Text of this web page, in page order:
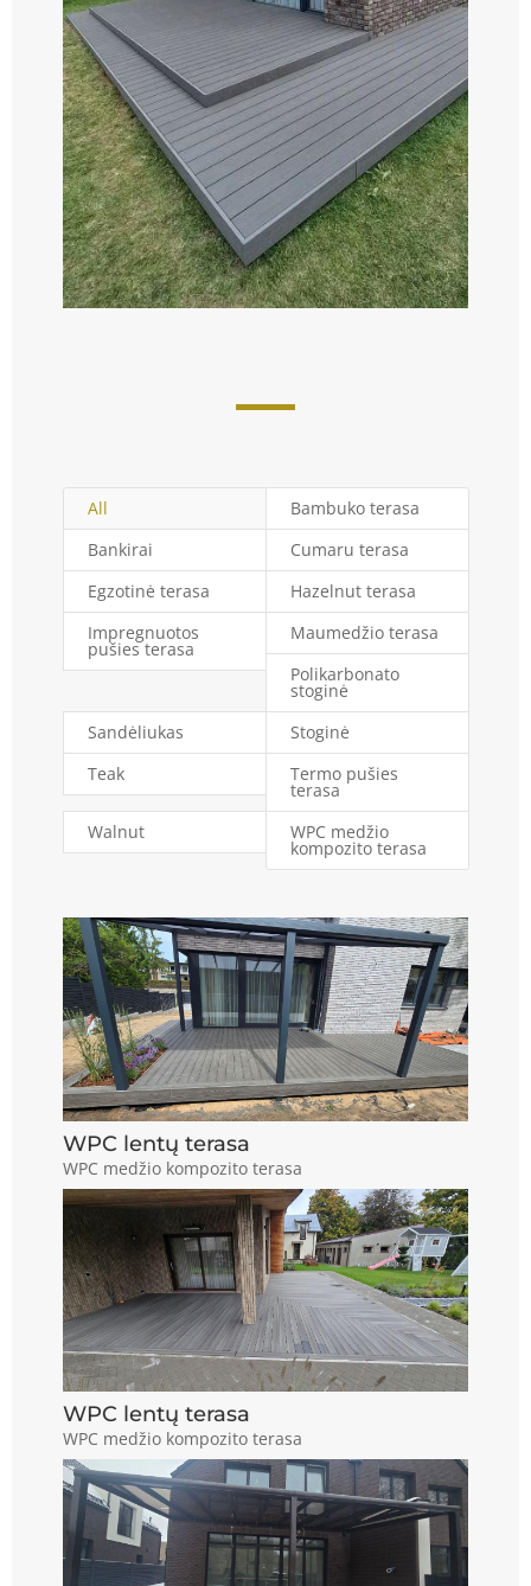
All
Bambuko terasa
Bankirai
Cumaru terasa
Egzotinė terasa
Hazelnut terasa
Impregnuotos
pušies terasa
Maumedžio terasa
Polikarbonato
stoginė
Sandėliukas
Stoginė
Teak
Termo pušies
terasa
Walnut
WPC medžio
kompozito terasa
WPC lentų terasa
WPC medžio kompozito terasa
WPC lentų terasa
WPC medžio kompozito terasa